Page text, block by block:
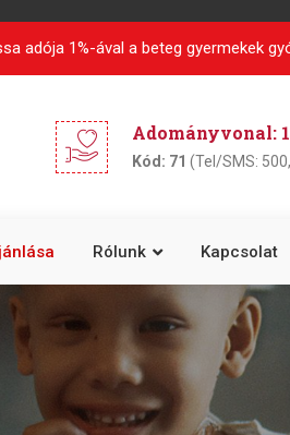
adója 1%-ával a beteg gyermekek
Adományvonal:
Kód: 71 (Tel/SMS:
Rólunk Kapcsolat